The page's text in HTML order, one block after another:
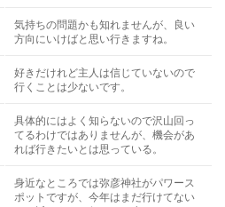
気持ちの問題かも知れませんが、良い
方向にいけばと思い行きますね。
好きだけれど主人は信じていないので
行くことは少ないです。
具体的にはよく知らないので沢山回っ
てるわけではありませんが、機会があ
れば行きたいとは思っている。
身近なところでは弥彦神社がパワース
ポットですが、今年はまだ行けてない